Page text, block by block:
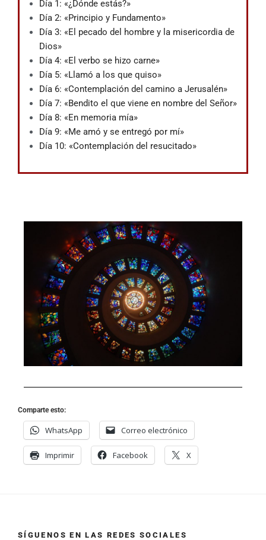
Día 1: «¿Dónde estás?»
Día 2: «Principio y Fundamento»
Día 3: «El pecado del hombre y la misericordia de
Dios»
Día 4: «El verbo se hizo carne»
Día 5: «Llamó a los que quiso»
Día 6: «Contemplación del camino a Jerusalén»
Día 7: «Bendito el que viene en nombre del Señor»
Día 8: «En memoria mía»
Día 9: «Me amó y se entregó por mí»
Día 10: «Contemplación del resucitado»
Comparte esto:
WhatsApp Correo electrónico
Imprimir Facebook X
SÍGUENOS EN LAS REDES SOCIALES